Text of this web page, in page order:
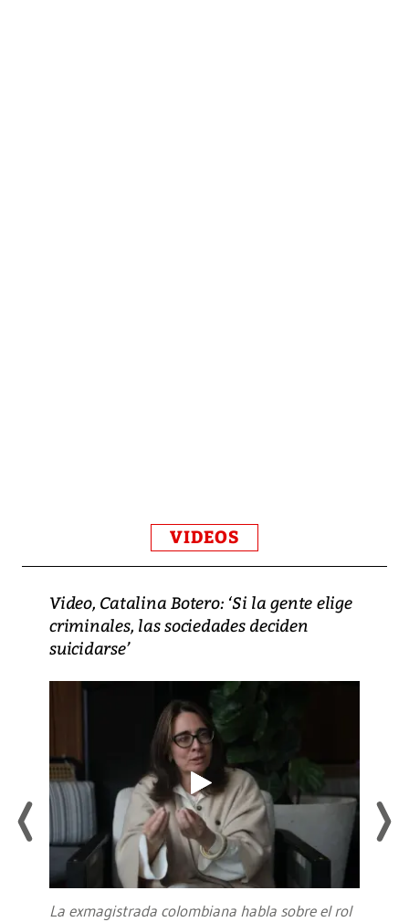
VIDEOS
Video, Catalina Botero: ‘Si la gente elige
criminales, las sociedades deciden
suicidarse’
La exmagistrada colombiana habla sobre el rol